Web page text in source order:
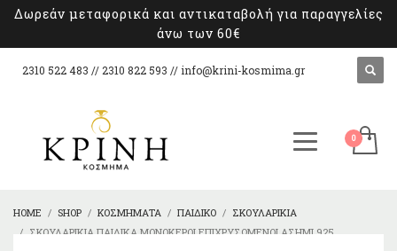
Δωρεάν μεταφορικά και αντικαταβολή για παραγγελίες
άνω των 60€
2310 522 483 // 2310 822 593 // info@krini-kosmima.gr
HOME SHOP ΚΟΣΜΉΜΑΤΑ ΠΑΙΔΙΚΌ
ΣΚΟΥΛΑΡΊΚΙΑ
ΣΚΟΥΛΑΡΊΚΙΑ ΠΑΙΔΙΚΆ ΜΟΝΌΚΕΡΟΙ ΕΠΙΧΡΥΣΩΜΈΝΟΙ ΑΣΉΜΙ 925